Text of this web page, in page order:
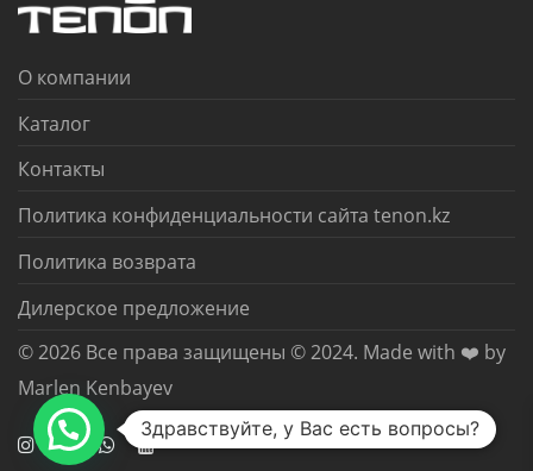
О компании
Каталог
Контакты
Политика конфиденциальности сайта tenon.kz
Политика возврата
Дилерское предложение
© 2026 Все права защищены © 2024. Made with ❤️ by
Marlen Kenbayev
Здравствуйте, у Вас есть вопросы?